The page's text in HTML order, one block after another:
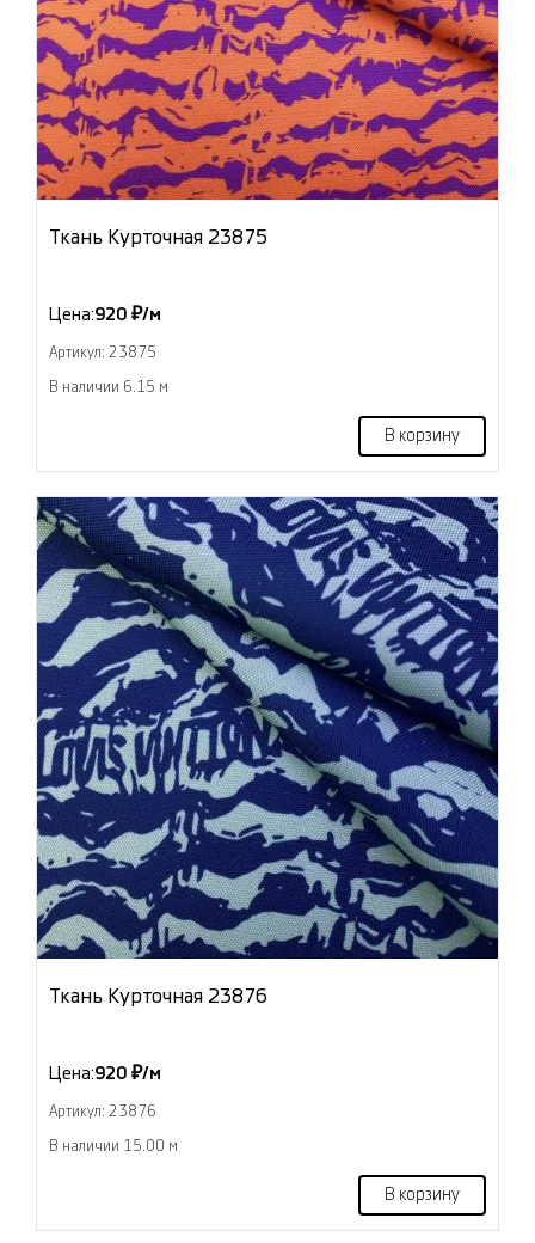
Ткань Курточная 23875
Цена:920 ₽/м
Артикул: 23875
В наличии 6.15 м
В корзину
Ткань Курточная 23876
Цена:920 ₽/м
Артикул: 23876
В наличии 15.00 м
В корзину